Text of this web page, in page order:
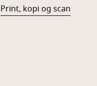
Print, kopi og scan